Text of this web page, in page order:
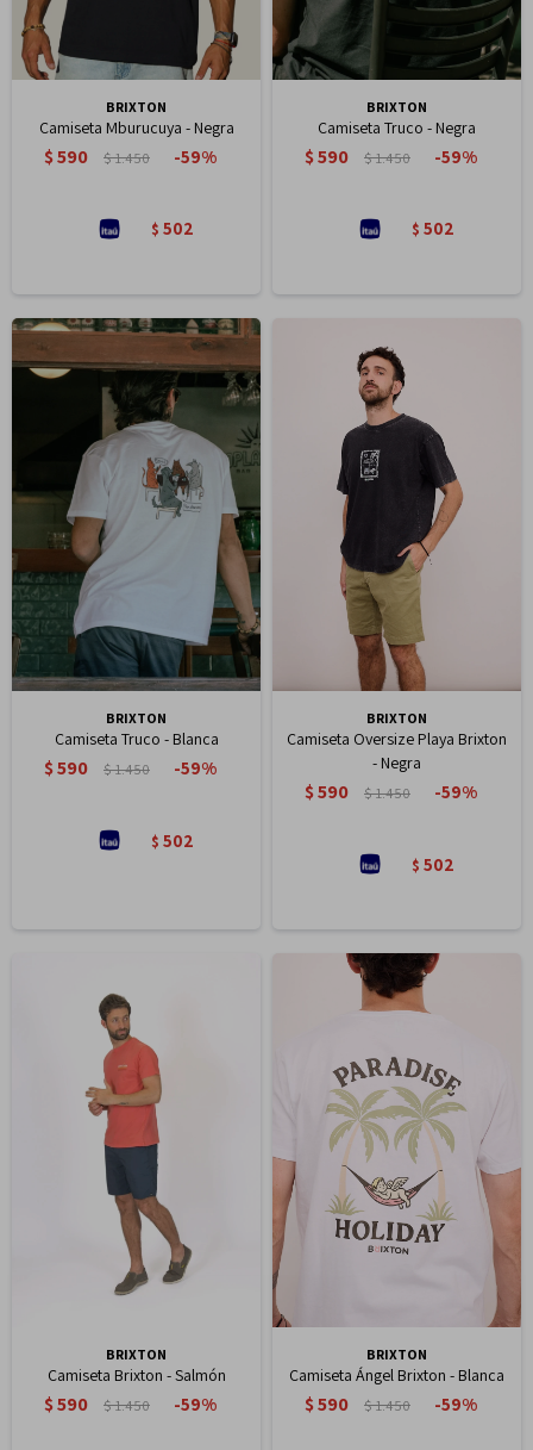
BRIXTON
Camiseta Mburucuya - Negra
$590 $1.450 59
$ 502
BRIXTON
Camiseta Truco - Negra
$590 $1.450 59
$ 502
BRIXTON
Camiseta Truco - Blanca
$590 $1.450 59
$ 502
BRIXTON
Camiseta Oversize Playa Brixton
- Negra
$590 $1.450 59
$ 502
BRIXTON
Camiseta Brixton - Salmón
$590 $1.450 59
BRIXTON
Camiseta Ángel Brixton - Blanca
$590 $1.450 59